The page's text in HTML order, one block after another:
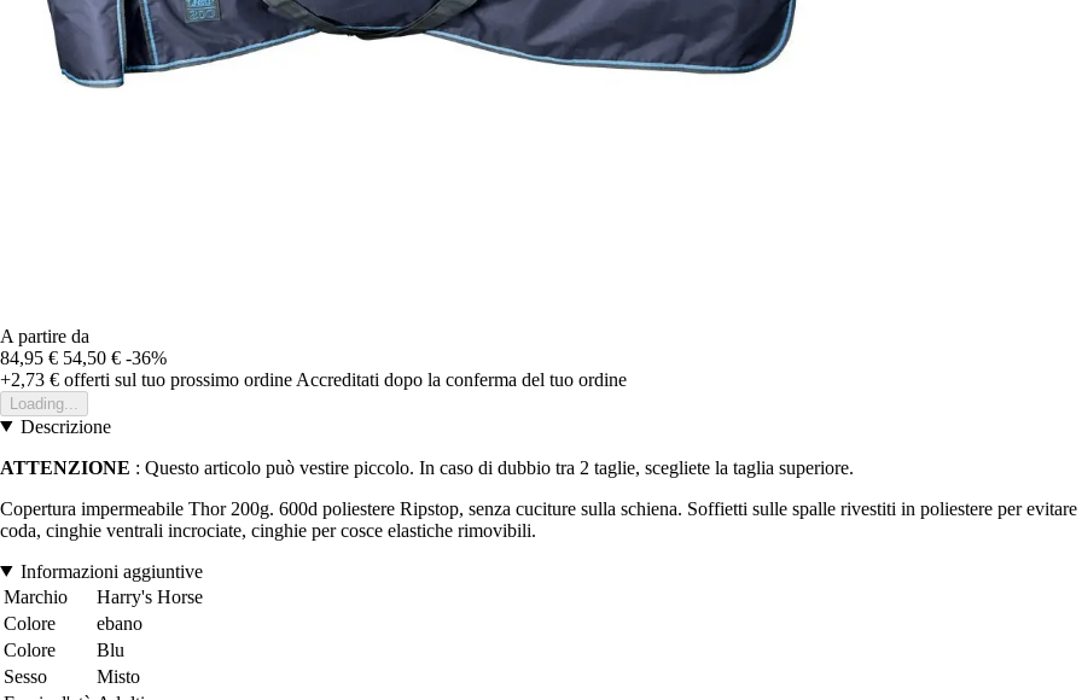
A partire da
84,95 € 54,50 € -36%
+2,73 € offerti sul tuo prossimo ordine Accreditati dopo la conferma del tuo ordine
Loading...
Descrizione
ATTENZIONE : Questo articolo può vestire piccolo. In caso di dubbio tra 2 taglie, scegliete la taglia superiore.
Copertura impermeabile Thor 200g. 600d poliestere Ripstop, senza cuciture sulla schiena. Soffietti sulle spalle rivestiti in poliestere per
coda, cinghie ventrali incrociate, cinghie per cosce elastiche rimovibili.
Informazioni aggiuntive
Marchio
Harry's Horse
Colore
ebano
Colore
Blu
Sesso
Misto